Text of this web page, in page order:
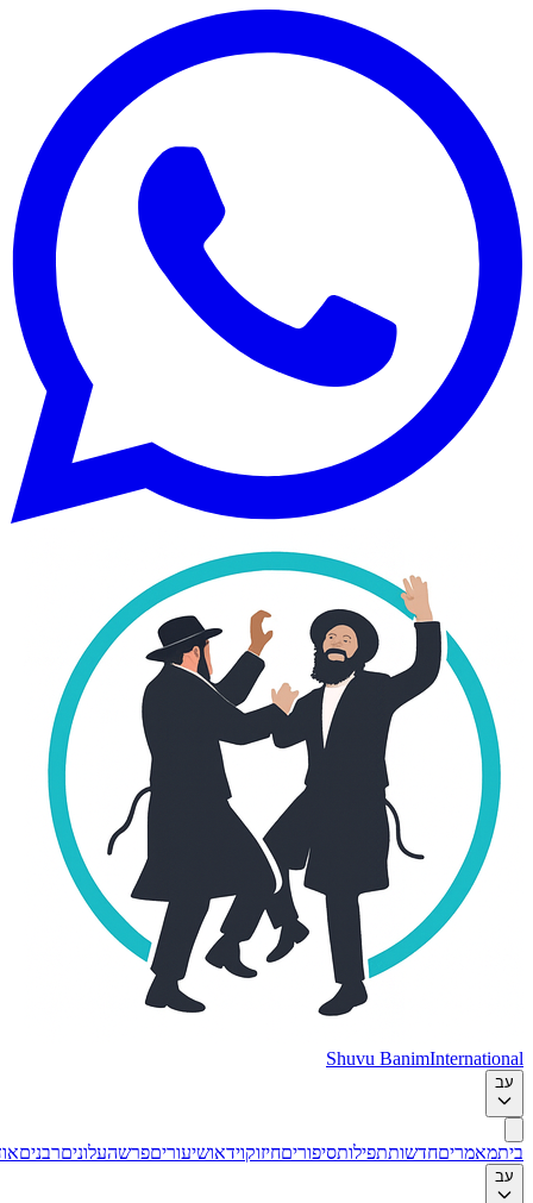
Shuvu Banim
מאמריםחדשותתפילותסיפוריםחיזוקוידאושיעוריםפרשהעלוניםרבניםאודות